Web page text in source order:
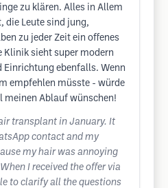
zu klären. Alles in Allem
die Leute sind jung,
zu jeder Zeit ein offenes
Klinik sieht super modern
Einrichtung ebenfalls. Wenn
empfehlen müsste - würde
meinen Ablauf wünschen!
transplant in January. It
contact and my
my hair was annoying
I received the offer via
to clarify all the questions